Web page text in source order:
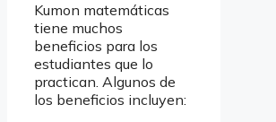
Kumon matemáticas
tiene muchos
beneficios para los
estudiantes que lo
practican. Algunos de
los beneficios incluyen: